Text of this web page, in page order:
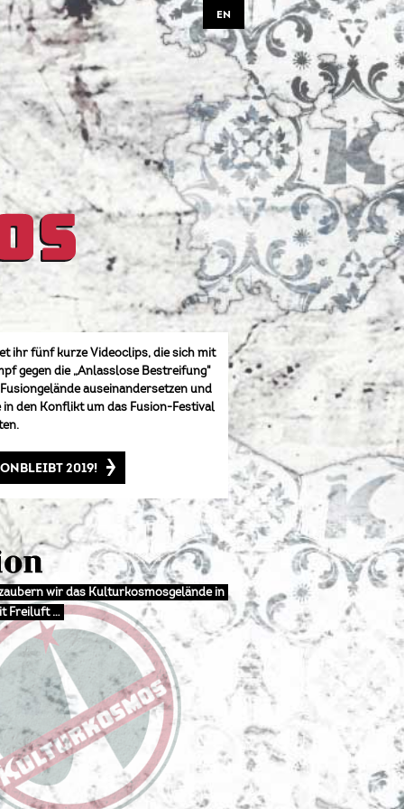
EN
ihr fünf kurze Videoclips, die sich mit
gegen die „Anlasslose Bestreifung"
auseinandersetzen und
in den Konflikt um das Fusion-Festival
2019!
wir das Kulturkosmosgelände in
Freiluft …